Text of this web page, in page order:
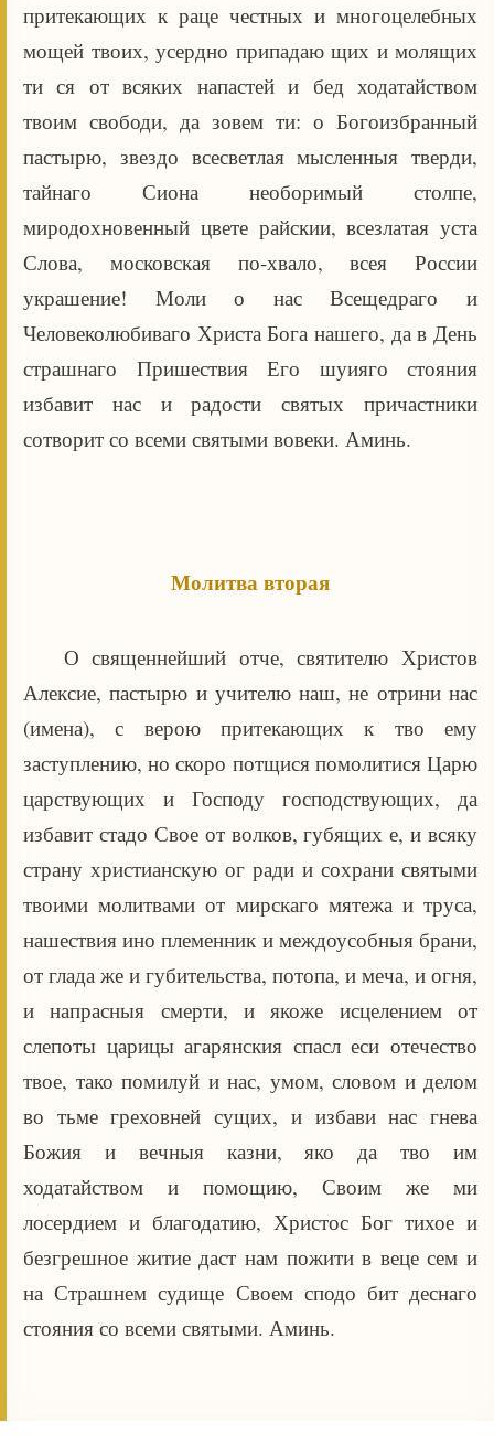
притекающих к раце честных и многоцелебных
мощей твоих, усердно припадаю щих и молящих
ти ся от всяких напастей и бед ходатайством
твоим свободи, да зовем ти: о Богоизбранный
пастырю, звездо всесветлая мысленныя тверди,
тайнаго Сиона необоримый столпе,
миродохновенный цвете райскии, всезлатая уста
Слова, московская по-хвало, всея России
украшение! Моли о нас Всещедраго и
Человеколюбиваго Христа Бога нашего, да в День
страшнаго Пришествия Его шуияго стояния
избавит нас и радости святых причастники
сотворит со всеми святыми вовеки. Аминь.
Молитва вторая
О священнейший отче, святителю Христов
Алексие, пастырю и учителю наш, не отрини нас
(имена), с верою притекающих к тво ему
заступлению, но скоро потщися помолитися Царю
царствующих и Господу господствующих, да
избавит стадо Свое от волков, губящих е, и всяку
страну христианскую ог ради и сохрани святыми
твоими молитвами от мирскаго мятежа и труса,
нашествия ино племенник и междоусобныя брани,
от глада же и губительства, потопа, и меча, и огня,
и напрасныя смерти, и якоже исцелением от
слепоты царицы агарянския спасл еси отечество
твое, тако помилуй и нас, умом, словом и делом
во тьме греховней сущих, и избави нас гнева
Божия и вечныя казни, яко да тво им
ходатайством и помощию, Своим же ми
лосердием и благодатию, Христос Бог тихое и
безгрешное житие даст нам пожити в веце сем и
на Страшнем судище Своем сподо бит деснаго
стояния со всеми святыми. Аминь.